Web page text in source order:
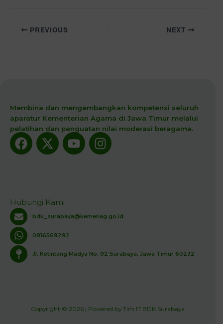
PREVIOUS NEXT
Membina dan mengembangkan kompetensi seluruh
aparatur Kementerian Agama di Jawa Timur melalui
pelatihan dan penguatan nilai moderasi beragama.
Facebook
X-
twitter
YoutubeInstagram
Hubungi Kami
bdk_surabaya@kemenag.go.id
0816569292
Jl. Ketintang Madya No. 92 Surabaya, Jawa Timur 60232
Copyright © 2026 | Powered by Tim IT BDK Surabaya